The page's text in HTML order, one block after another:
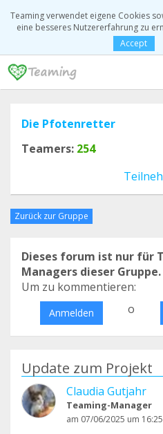
Teaming verwendet eigene Cookies
eine besseres Nutzererfahrung zu
Accept
Die Pfotenretter
Teamers: 254
Zurück zur Gruppe
Dieses forum ist nur für
Managers dieser Gruppe.
Um zu kommentieren:
Anmelden o
Update zum Projekt
Claudia Gutjahr
Teaming-Manager
am 07/06/2025 um